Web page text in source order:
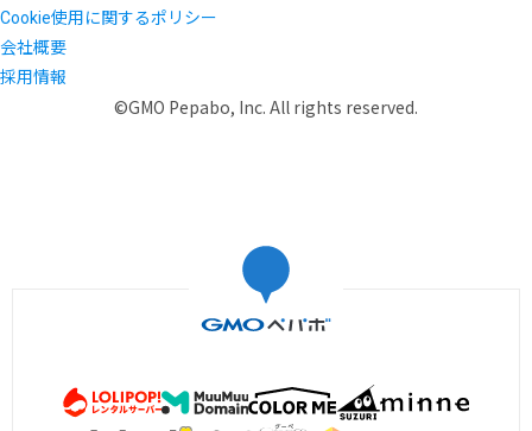
Cookie使用に関するポリシー
会社概要
採用情報
©GMO Pepabo, Inc. All rights reserved.